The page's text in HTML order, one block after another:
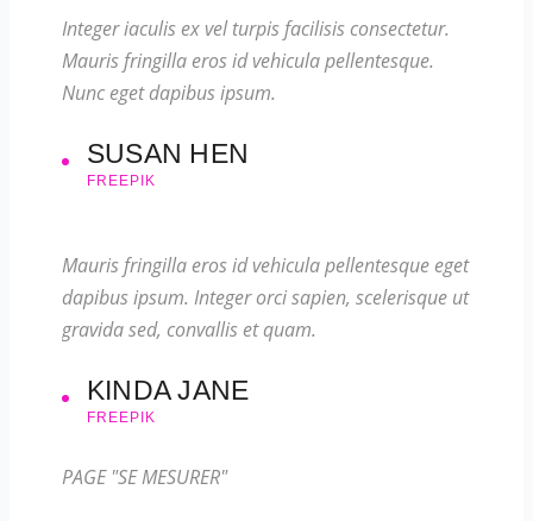
Integer iaculis ex vel turpis facilisis consectetur.
Mauris fringilla eros id vehicula pellentesque.
Nunc eget dapibus ipsum.
SUSAN HEN
FREEPIK
Mauris fringilla eros id vehicula pellentesque eget
dapibus ipsum. Integer orci sapien, scelerisque ut
gravida sed, convallis et quam.
KINDA JANE
FREEPIK
PAGE "SE MESURER"